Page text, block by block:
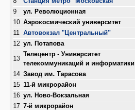
9
ул. Революционная
10 Аэрокосмический университет
11
Автовокзал "Центральный"
12 ул. Потапова
13
Телецентр - Университет
телекоммуникаций и информатики
14 Завод им. Тарасова
15 11-й микрорайон
16 ул. Ново-Вокзальная
17 7-й микрорайон